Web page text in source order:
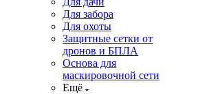
Для забора
Для охоты
Защитные сетки от
дронов и БПЛА
Основа для
маскировочной сети
Ещё